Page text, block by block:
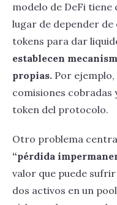
modelo de DeFi tiene
lugar de depender de
tokens para dar
establecen
propias. Por
comisiones cobradas
token del protocolo.
Otro problema
“pérdida
valor que puede
dos activos en un